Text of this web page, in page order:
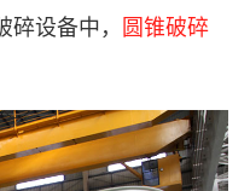
设备中， 圆锥破碎